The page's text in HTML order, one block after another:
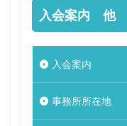
入会案内 他
入会案内
事務所所在地